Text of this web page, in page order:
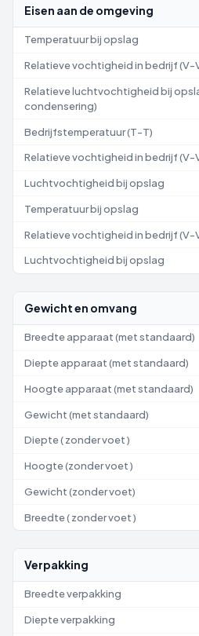
Eisen aan de omgeving
Temperatuur bij opslag
Relatieve vochtigheid in bedrijf (V-
Relatieve luchtvochtigheid bij
condensering)
Bedrijfstemperatuur (T-T)
Relatieve vochtigheid in bedrijf (V-
Luchtvochtigheid bij opslag
Temperatuur bij opslag
Relatieve vochtigheid in bedrijf (V-
Luchtvochtigheid bij opslag
Gewicht en omvang
Breedte apparaat (met standaard)
Diepte apparaat (met standaard)
Hoogte apparaat (met standaard)
Gewicht (met standaard)
Diepte ( zonder voet )
Hoogte (zonder voet )
Gewicht (zonder voet)
Breedte ( zonder voet )
Verpakking
Breedte verpakking
Diepte verpakking